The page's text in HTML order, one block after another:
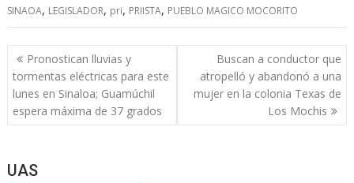
SINAOA, LEGISLADOR, pri, PRIISTA, PUEBLO MAGICO MOCORITO
Navegación
de
entradas
Pronostican lluvias y
tormentas eléctricas para este
lunes en Sinaloa; Guamúchil
espera máxima de 37 grados
Buscan a conductor que
atropelló y abandonó a una
mujer en la colonia Texas de
Los Mochis
UAS